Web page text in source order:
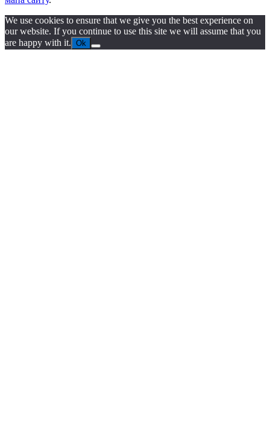
We use cookies to ensure that we give you the best experience on
our website. If you continue to use this site we will assume that you
are happy with it. Ok